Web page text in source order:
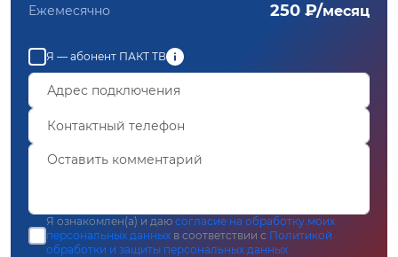
Ежемесячно 250 ₽/месяц
Я — абонент ПАКТ ТВ
Я ознакомлен(а) и даю согласие на обработку моих
персональных данных в соответствии с Политикой
обработки и защиты персональных данных